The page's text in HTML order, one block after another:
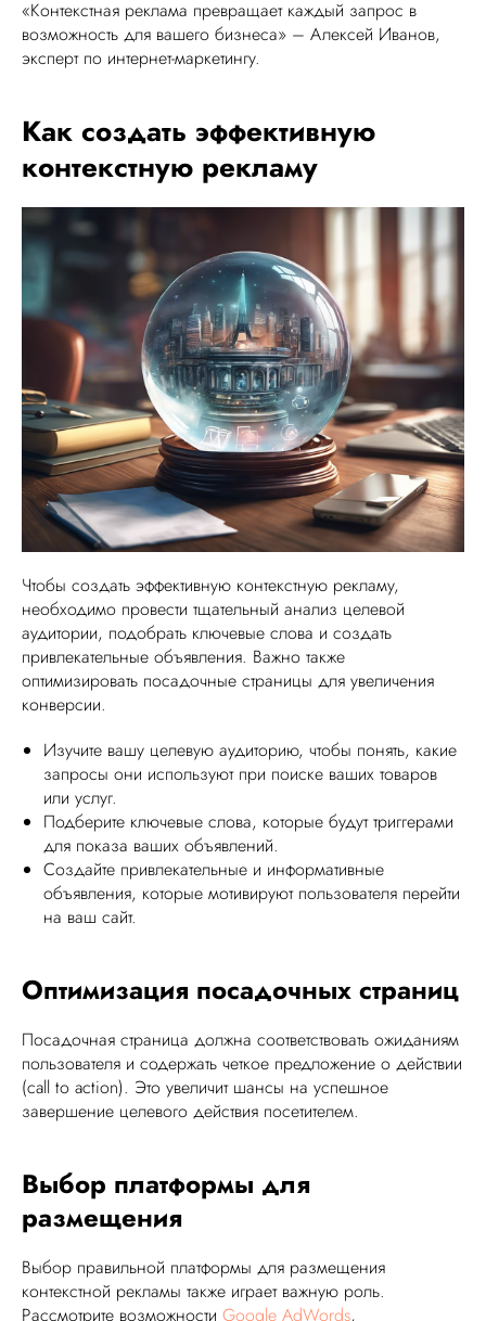
«Контекстная реклама превращает каждый запрос в
возможность для вашего бизнеса» – Алексей Иванов,
эксперт по интернет-маркетингу.
Как создать эффективную
контекстную рекламу
Чтобы создать эффективную контекстную рекламу,
необходимо провести тщательный анализ целевой
аудитории, подобрать ключевые слова и создать
привлекательные объявления. Важно также
оптимизировать посадочные страницы для увеличения
конверсии.
Изучите вашу целевую аудиторию, чтобы понять, какие
запросы они используют при поиске ваших товаров
или услуг.
Подберите ключевые слова, которые будут триггерами
для показа ваших объявлений.
Создайте привлекательные и информативные
объявления, которые мотивируют пользователя перейти
на ваш сайт.
Оптимизация посадочных страниц
Посадочная страница должна соответствовать ожиданиям
пользователя и содержать четкое предложение о действии
(call to action). Это увеличит шансы на успешное
завершение целевого действия посетителем.
Выбор платформы для
размещения
Выбор правильной платформы для размещения
контекстной рекламы также играет важную роль.
Рассмотрите возможности Google AdWords,